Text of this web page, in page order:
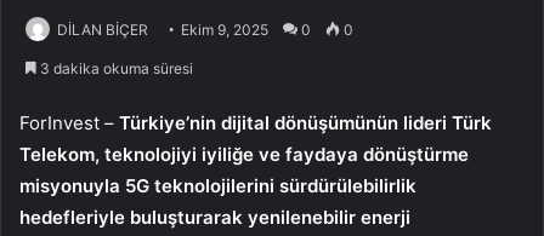
DİLAN BİÇER Ekim 9, 2025 0 0
3 dakika okuma süresi
ForInvest – Türkiye’nin dijital dönüşümünün lideri Türk
Telekom, teknolojiyi iyiliğe ve faydaya dönüştürme
misyonuyla 5G teknolojilerini sürdürülebilirlik
hedefleriyle buluşturarak yenilenebilir enerji